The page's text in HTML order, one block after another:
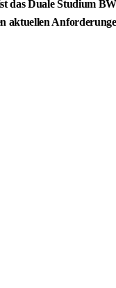
Duale Studium
aktuellen